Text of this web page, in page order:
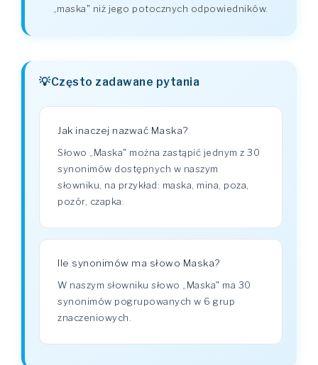
„maska" niż jego potocznych odpowiedników.
Często zadawane pytania
Jak inaczej nazwać Maska?
Słowo „Maska" można zastąpić jednym z 30
synonimów dostępnych w naszym
słowniku, na przykład: maska, mina, poza,
pozór, czapka.
Ile synonimów ma słowo Maska?
W naszym słowniku słowo „Maska" ma 30
synonimów pogrupowanych w 6 grup
znaczeniowych.